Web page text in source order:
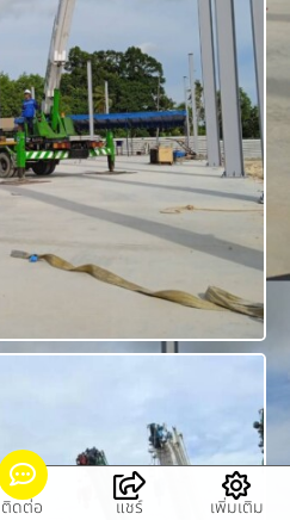
ติดต่อ แชร์ เพิ่มเติม